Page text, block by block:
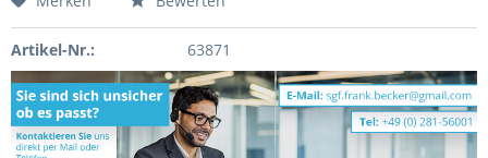
Artikel-Nr.: 63871